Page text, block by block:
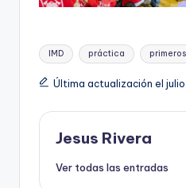
Etiquetas:
IMD práctica
Última actualización el
Jesus Rivera
Ver todas las entradas